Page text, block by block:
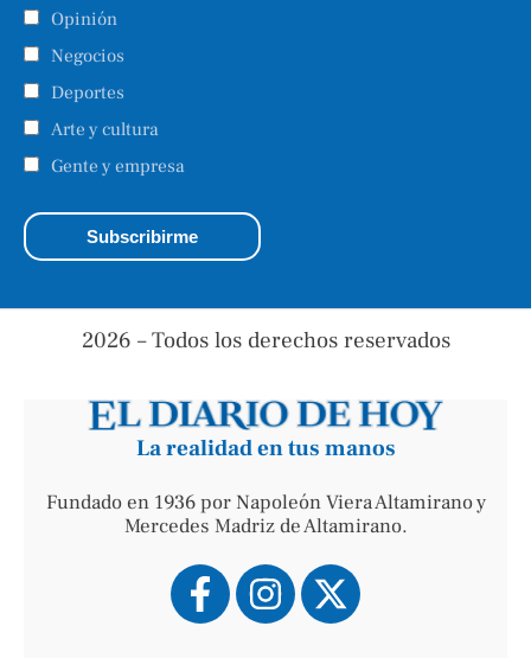
Opinión
Negocios
Deportes
Arte y cultura
Gente y empresa
2026 – Todos los derechos reservados
La realidad en tus manos
Fundado en 1936 por Napoleón Viera Altamirano y
Mercedes Madriz de Altamirano.